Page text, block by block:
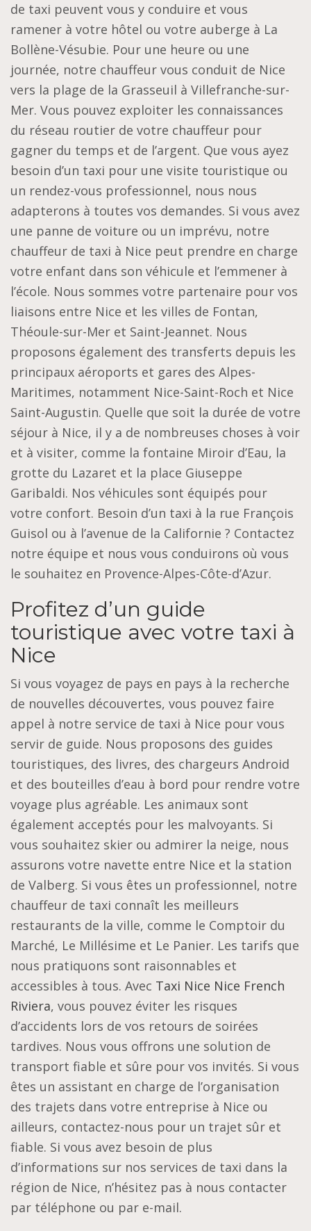
de taxi peuvent vous y conduire et vous
ramener à votre hôtel ou votre auberge à La
Bollène-Vésubie. Pour une heure ou une
journée, notre chauffeur vous conduit de Nice
vers la plage de la Grasseuil à Villefranche-sur-
Mer. Vous pouvez exploiter les connaissances
du réseau routier de votre chauffeur pour
gagner du temps et de l’argent. Que vous ayez
besoin d’un taxi pour une visite touristique ou
un rendez-vous professionnel, nous nous
adapterons à toutes vos demandes. Si vous avez
une panne de voiture ou un imprévu, notre
chauffeur de taxi à Nice peut prendre en charge
votre enfant dans son véhicule et l’emmener à
l’école. Nous sommes votre partenaire pour vos
liaisons entre Nice et les villes de Fontan,
Théoule-sur-Mer et Saint-Jeannet. Nous
proposons également des transferts depuis les
principaux aéroports et gares des Alpes-
Maritimes, notamment Nice-Saint-Roch et Nice
Saint-Augustin. Quelle que soit la durée de votre
séjour à Nice, il y a de nombreuses choses à voir
et à visiter, comme la fontaine Miroir d’Eau, la
grotte du Lazaret et la place Giuseppe
Garibaldi. Nos véhicules sont équipés pour
votre confort. Besoin d’un taxi à la rue François
Guisol ou à l’avenue de la Californie ? Contactez
notre équipe et nous vous conduirons où vous
le souhaitez en Provence-Alpes-Côte-d’Azur.
Profitez d’un guide
touristique avec votre taxi à
Nice
Si vous voyagez de pays en pays à la recherche
de nouvelles découvertes, vous pouvez faire
appel à notre service de taxi à Nice pour vous
servir de guide. Nous proposons des guides
touristiques, des livres, des chargeurs Android
et des bouteilles d’eau à bord pour rendre votre
voyage plus agréable. Les animaux sont
également acceptés pour les malvoyants. Si
vous souhaitez skier ou admirer la neige, nous
assurons votre navette entre Nice et la station
de Valberg. Si vous êtes un professionnel, notre
chauffeur de taxi connaît les meilleurs
restaurants de la ville, comme le Comptoir du
Marché, Le Millésime et Le Panier. Les tarifs que
nous pratiquons sont raisonnables et
accessibles à tous. Avec Taxi Nice Nice French
Riviera, vous pouvez éviter les risques
d’accidents lors de vos retours de soirées
tardives. Nous vous offrons une solution de
transport fiable et sûre pour vos invités. Si vous
êtes un assistant en charge de l’organisation
des trajets dans votre entreprise à Nice ou
ailleurs, contactez-nous pour un trajet sûr et
fiable. Si vous avez besoin de plus
d’informations sur nos services de taxi dans la
région de Nice, n’hésitez pas à nous contacter
par téléphone ou par e-mail.